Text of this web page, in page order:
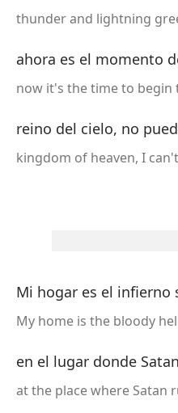
thunder and lightning
ahora es el momento
now it's the time to begin
reino del cielo, no
kingdom of heaven, I
Mi hogar es el infierno
My home is the bloody
en el lugar donde
at the place where Satan